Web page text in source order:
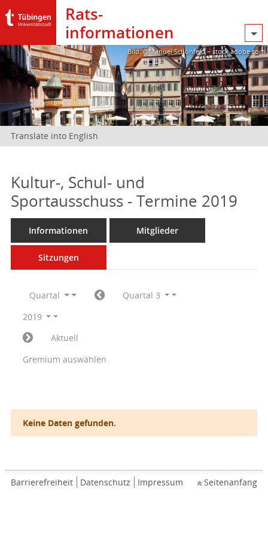
Rats­
informationen
Bild: @Manuel Schönfeld – stock.adobe.com
Translate into English
Kultur-, Schul- und
Sportausschuss - Termine 2019
Informationen Mitglieder
Sitzungen
Quartal
Quartal 3
2019
Aktuell
Gremium auswählen
Keine Daten gefunden.
Barrierefreiheit Datenschutz Impressum Seitenanfang